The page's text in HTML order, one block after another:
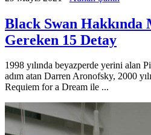
Black Swan
Gereken 15 Detay
1998 yılında beyazperde yerini alan
adım atan Darren Aronofsky, 2000
Requiem for a Dream ile ...